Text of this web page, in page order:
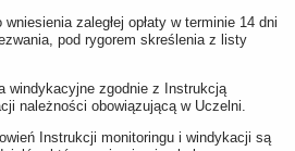
zaległej opłaty w terminie 14 dni
pod rygorem skreślenia z listy
windykacyjne zgodnie z Instrukcją
należności obowiązującą w Uczelni.
Instrukcji monitoringu i windykacji są